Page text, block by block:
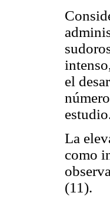
el
La
como
(11).